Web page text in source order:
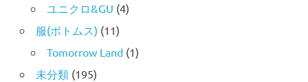
ユニクロ&GU (4)
服(ボトムス) (11)
Tomorrow Land(1)
未分類(195)